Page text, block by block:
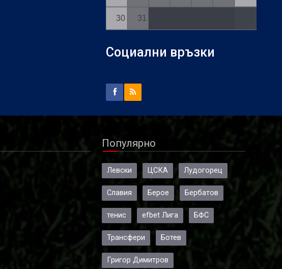
30 31
Социални връзки
Популярно
Левски ЦСКА Лудогорец
Славия Берое Бербатов
тенис efbet Лига БФС
Трансфери Ботев
Григор Димитров